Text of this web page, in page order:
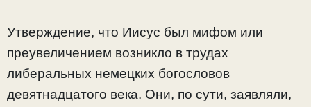
Утверждение, что Иисус был мифом или
преувеличением возникло в трудах
либеральных немецких богословов
девятнадцатого века. Они, по сути, заявляли,